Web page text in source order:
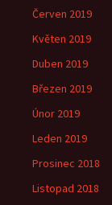
Červen 2019
Květen 2019
Duben 2019
Březen 2019
Únor 2019
Leden 2019
Prosinec 2018
Listopad 2018